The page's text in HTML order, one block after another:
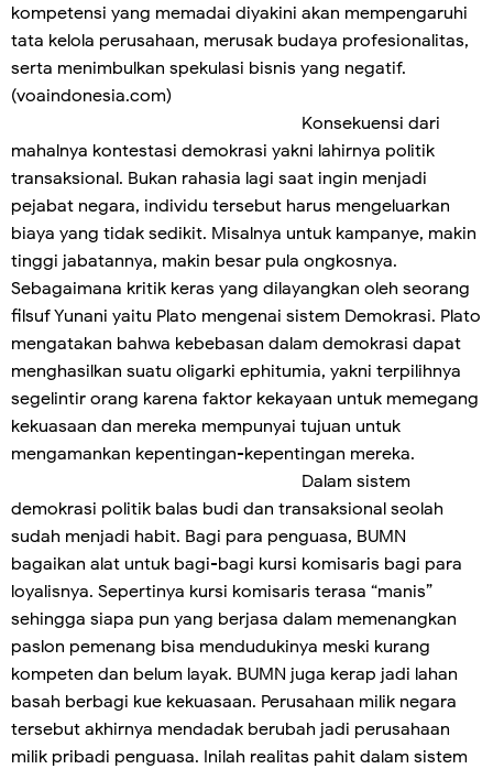
kompetensi yang memadai diyakini akan mempengaruhi
tata kelola perusahaan, merusak budaya profesionalitas,
serta menimbulkan spekulasi bisnis yang negatif.
(voaindonesia.com)
Konsekuensi dari
mahalnya kontestasi demokrasi yakni lahirnya politik
transaksional. Bukan rahasia lagi saat ingin menjadi
pejabat negara, individu tersebut harus mengeluarkan
biaya yang tidak sedikit. Misalnya untuk kampanye, makin
tinggi jabatannya, makin besar pula ongkosnya.
Sebagaimana kritik keras yang dilayangkan oleh seorang
filsuf Yunani yaitu Plato mengenai sistem Demokrasi. Plato
mengatakan bahwa kebebasan dalam demokrasi dapat
menghasilkan suatu oligarki ephitumia, yakni terpilihnya
segelintir orang karena faktor kekayaan untuk memegang
kekuasaan dan mereka mempunyai tujuan untuk
mengamankan kepentingan-kepentingan mereka.
Dalam sistem
demokrasi politik balas budi dan transaksional seolah
sudah menjadi habit. Bagi para penguasa, BUMN
bagaikan alat untuk bagi-bagi kursi komisaris bagi para
loyalisnya. Sepertinya kursi komisaris terasa “manis”
sehingga siapa pun yang berjasa dalam memenangkan
paslon pemenang bisa mendudukinya meski kurang
kompeten dan belum layak. BUMN juga kerap jadi lahan
basah berbagi kue kekuasaan. Perusahaan milik negara
tersebut akhirnya mendadak berubah jadi perusahaan
milik pribadi penguasa. Inilah realitas pahit dalam sistem